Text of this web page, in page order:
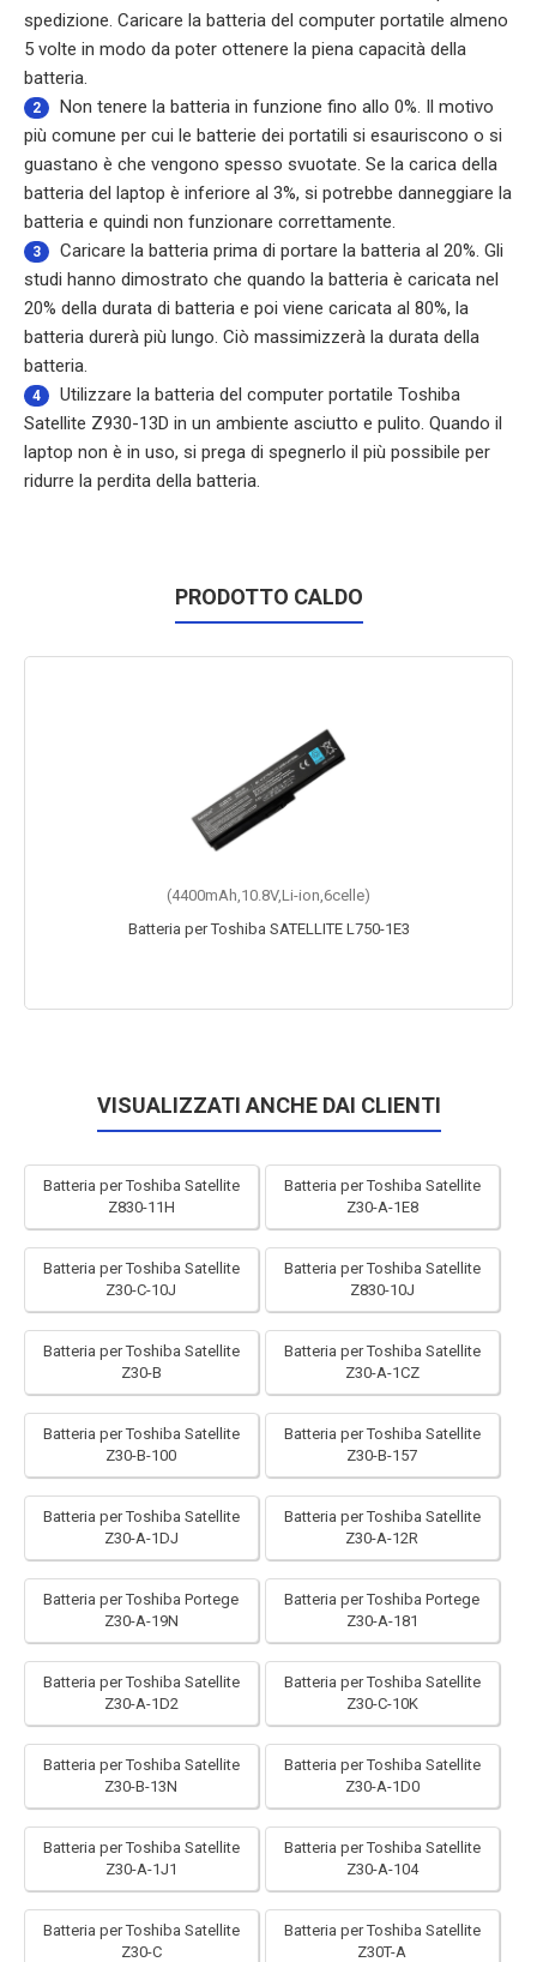
spedizione. Caricare la batteria del computer portatile almeno
5 volte in modo da poter ottenere la piena capacità della
batteria.
2
Non tenere la batteria in funzione fino allo 0%. Il motivo
più comune per cui le batterie dei portatili si esauriscono o si
guastano è che vengono spesso svuotate. Se la carica della
batteria del laptop è inferiore al 3%, si potrebbe danneggiare la
batteria e quindi non funzionare correttamente.
3
Caricare la batteria prima di portare la batteria al 20%. Gli
studi hanno dimostrato che quando la batteria è caricata nel
20% della durata di batteria e poi viene caricata al 80%, la
batteria durerà più lungo. Ciò massimizzerà la durata della
batteria.
4 Utilizzare la batteria del computer portatile Toshiba
Satellite Z930-13D in un ambiente asciutto e pulito. Quando il
laptop non è in uso, si prega di spegnerlo il più possibile per
ridurre la perdita della batteria.
PRODOTTO CALDO
(4400mAh,10.8V,Li-ion,6celle)
Batteria per Toshiba SATELLITE L750-1E3
VISUALIZZATI ANCHE DAI CLIENTI
Batteria per Toshiba Satellite
Z830-11H
Batteria per Toshiba Satellite
Z30-A-1E8
Batteria per Toshiba Satellite
Z30-C-10J
Batteria per Toshiba Satellite
Z830-10J
Batteria per Toshiba Satellite
Z30-B
Batteria per Toshiba Satellite
Z30-A-1CZ
Batteria per Toshiba Satellite
Z30-B-100
Batteria per Toshiba Satellite
Z30-B-157
Batteria per Toshiba Satellite
Z30-A-1DJ
Batteria per Toshiba Satellite
Z30-A-12R
Batteria per Toshiba Portege
Z30-A-19N
Batteria per Toshiba Portege
Z30-A-181
Batteria per Toshiba Satellite
Z30-A-1D2
Batteria per Toshiba Satellite
Z30-C-10K
Batteria per Toshiba Satellite
Z30-B-13N
Batteria per Toshiba Satellite
Z30-A-1D0
Batteria per Toshiba Satellite
Z30-A-1J1
Batteria per Toshiba Satellite
Z30-A-104
Batteria per Toshiba Satellite
Z30-C
Batteria per Toshiba Satellite
Z30T-A